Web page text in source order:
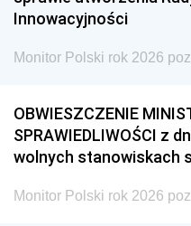
Innowacyjności
Monitor Polski rok 2026
OBWIESZCZENIE
SPRAWIEDLIWOŚCI z
wolnych stanowiskach
Monitor Polski rok 2026